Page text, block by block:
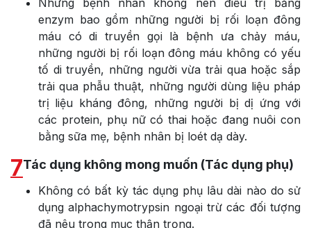
enzym bao gồm những người bị rối loạn đông
máu có di truyền gọi là bệnh ưa chảy máu,
những người bị rối loạn đông máu không có yếu
tố di truyền, những người vừa trải qua hoặc sắp
trải qua phẫu thuật, những người dùng liệu pháp
trị liệu kháng đông, những người bị dị ứng với
các protein, phụ nữ có thai hoặc đang nuôi con
bằng sữa mẹ, bệnh nhân bị loét dạ dày.
7Tác dụng không mong muốn (Tác dụng phụ)
Không có bất kỳ tác dụng phụ lâu dài nào do sử
dụng alphachymotrypsin ngoại trừ các đối tượng
đã nêu trong mục thận trọng.